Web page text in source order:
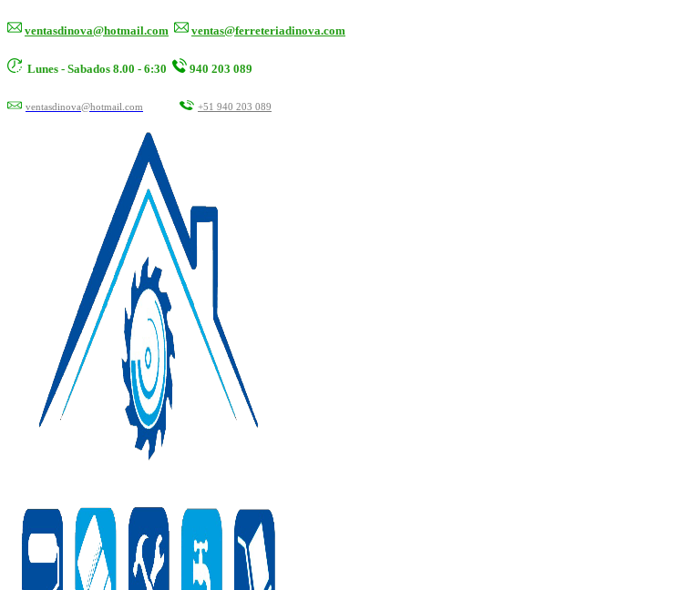
ventasdinova@hotmail.com ventas@ferreteriadinova.com
Lunes - Sabados 8.00 - 6:30 940 203 089
ventasdinova@hotmail.com +51 940 203 089